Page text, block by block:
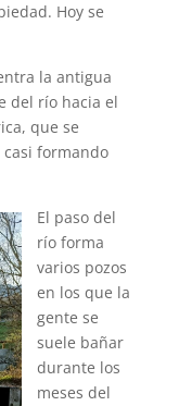
Hoy se
la antigua
del río hacia el
que se
formando
El paso del
río forma
varios pozos
en los que la
gente se
suele bañar
durante los
meses del